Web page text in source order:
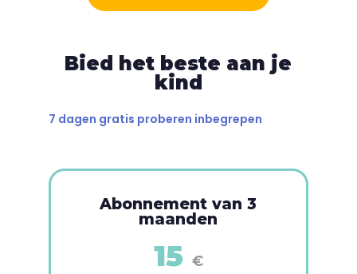
Bied het beste aan je
kind
7 dagen gratis proberen inbegrepen
Abonnement van 3
maanden
15 €